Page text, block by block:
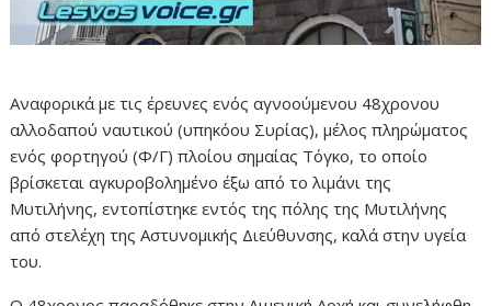
Αναφορικά με τις έρευνες ενός αγνοούμενου 48χρονου
αλλοδαπού ναυτικού (υπηκόου Συρίας), μέλος πληρώματος
ενός φορτηγού (Φ/Γ) πλοίου σημαίας Τόγκο, το οποίο
βρίσκεται αγκυροβολημένο έξω από το λιμάνι της
Μυτιλήνης, εντοπίστηκε εντός της πόλης της Μυτιλήνης
από στελέχη της Αστυνομικής Διεύθυνσης, καλά στην υγεία
του.